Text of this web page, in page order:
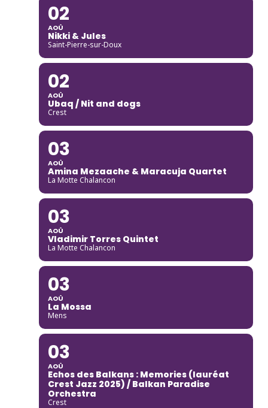
02
AOÛ
Nikki & Jules
Saint-Pierre-sur-Doux
02
AOÛ
Ubaq / Nit and dogs
Crest
03
AOÛ
Amina Mezaache & Maracuja Quartet
La Motte Chalancon
03
AOÛ
Vladimir Torres Quintet
La Motte Chalancon
03
AOÛ
La Mossa
Mens
03
AOÛ
Echos des Balkans : Memories (lauréat
Crest Jazz 2025) / Balkan Paradise
Orchestra
Crest